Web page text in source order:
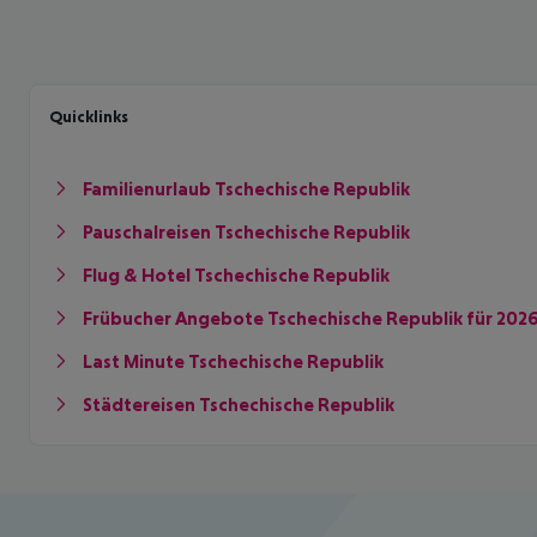
Quicklinks
Familienurlaub Tschechische Republik
Pauschalreisen Tschechische Republik
Flug & Hotel Tschechische Republik
Frübucher Angebote Tschechische Republik für
Last Minute Tschechische Republik
Städtereisen Tschechische Republik